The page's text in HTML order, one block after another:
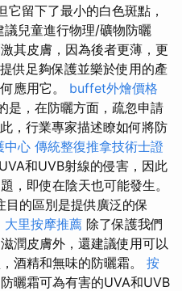
它留下了最小的白色斑點，
兒童進行物理/礦物防曬
其皮膚，因為後者更薄，更
供足夠保護並樂於使用的產
應用它。 buffet外燴價格
是，在防曬方面，疏忽申請
，行業專家描述瞭如何將防
中心 傳統整復推拿技術士證
和UVB射線的侵害，因此
，即使在陰天也可能發生。
的區別是提供廣泛的保
大里按摩推薦 除了保護我們
潤皮膚外，還建議使用可以
酒精和無味的防曬霜。 按
曬霜可為有害的UVA和UVB